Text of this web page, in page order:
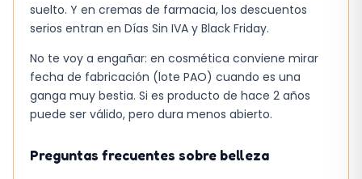
suelto. Y en cremas de farmacia, los descuentos
serios entran en Días Sin IVA y Black Friday.
No te voy a engañar: en cosmética conviene mirar
fecha de fabricación (lote PAO) cuando es una
ganga muy bestia. Si es producto de hace 2 años
puede ser válido, pero dura menos abierto.
Preguntas frecuentes sobre belleza